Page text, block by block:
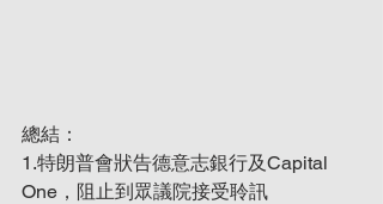
總結：
1.特朗普會狀告德意志銀行及Capital
One，阻止到眾議院接受聆訊